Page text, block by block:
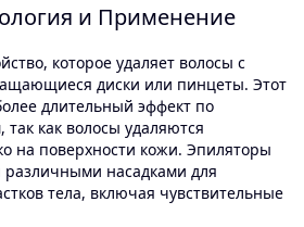
и Применение
которое удаляет волосы с
диски или пинцеты. Этот
длительный эффект по
как волосы удаляются
на поверхности кожи. Эпиляторы
насадками для
тела, включая чувствительные